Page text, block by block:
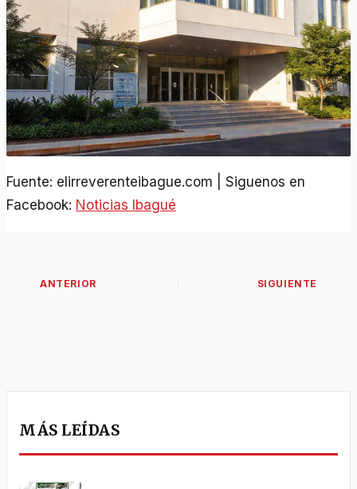
Fuente: elirreverenteibague.com | Siguenos en
Facebook: Noticias Ibagué
MÁS LEÍDAS